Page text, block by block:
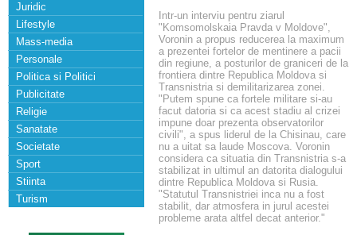
Juridic
Lifestyle
Mass-media
Personale
Politica si Politici
Publicitate
Religie
Sanatate
Societate
Sport
Stiinta
Turism
Intr-un interviu pentru ziarul
"Komsomolskaia Pravda v Moldove",
Voronin a propus reducerea la maximum
a prezentei fortelor de mentinere a pacii
din regiune, a posturilor de graniceri de la
frontiera dintre Republica Moldova si
Transnistria si demilitarizarea zonei.
"Putem spune ca fortele militare si-au
facut datoria si ca acest stadiu al crizei
impune doar prezenta observatorilor
civili", a spus liderul de la Chisinau, care
nu a uitat sa laude Moscova. Voronin
considera ca situatia din Transnistria s-a
stabilizat in ultimul an datorita dialogului
dintre Republica Moldova si Rusia.
"Statutul Transnistriei inca nu a fost
stabilit, dar atmosfera in jurul acestei
probleme arata altfel decat anterior."